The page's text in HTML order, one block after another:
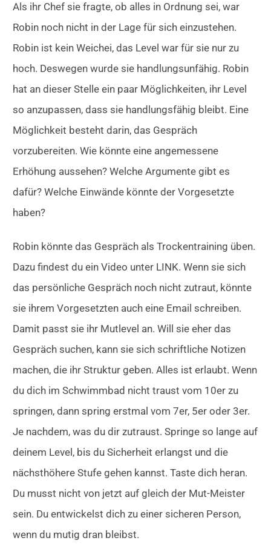
Als ihr Chef sie fragte, ob alles in Ordnung sei, war
Robin noch nicht in der Lage für sich einzustehen.
Robin ist kein Weichei, das Level war für sie nur zu
hoch. Deswegen wurde sie handlungsunfähig. Robin
hat an dieser Stelle ein paar Möglichkeiten, ihr Level
so anzupassen, dass sie handlungsfähig bleibt. Eine
Möglichkeit besteht darin, das Gespräch
vorzubereiten. Wie könnte eine angemessene
Erhöhung aussehen? Welche Argumente gibt es
dafür? Welche Einwände könnte der Vorgesetzte
haben?
Robin könnte das Gespräch als Trockentraining üben.
Dazu findest du ein Video unter LINK. Wenn sie sich
das persönliche Gespräch noch nicht zutraut, könnte
sie ihrem Vorgesetzten auch eine Email schreiben.
Damit passt sie ihr Mutlevel an. Will sie eher das
Gespräch suchen, kann sie sich schriftliche Notizen
machen, die ihr Struktur geben. Alles ist erlaubt. Wenn
du dich im Schwimmbad nicht traust vom 10er zu
springen, dann spring erstmal vom 7er, 5er oder 3er.
Je nachdem, was du dir zutraust. Springe so lange auf
deinem Level, bis du Sicherheit erlangst und die
nächsthöhere Stufe gehen kannst. Taste dich heran.
Du musst nicht von jetzt auf gleich der Mut-Meister
sein. Du entwickelst dich zu einer sicheren Person,
wenn du mutig dran bleibst.